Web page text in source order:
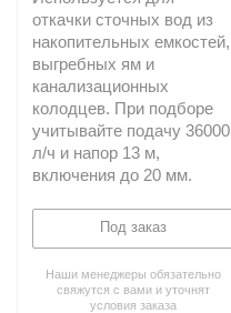
откачки сточных вод из
накопительных емкостей,
выгребных ям и
канализационных
колодцев. При подборе
учитывайте подачу 36000
л/ч и напор 13 м,
включения до 20 мм.
Под заказ
Наши менеджеры обязательно
свяжутся с вами и уточнят
условия заказа